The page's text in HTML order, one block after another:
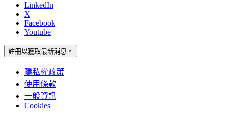
LinkedIn
X
Facebook
Youtube
註冊以獲取最新消息。
隱私權政策
使用條款
一般資訊
Cookies